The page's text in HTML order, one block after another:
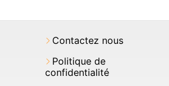
Contactez nous
Politique de
confidentialité